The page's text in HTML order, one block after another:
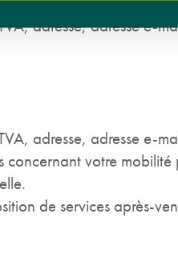
adresse, adresse e-
adresse, adresse e-
votre
de services après-